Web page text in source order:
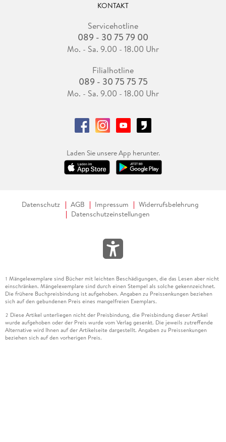
KONTAKT
Servicehotline
089 - 30 75 79 00
Mo. - Sa. 9.00 - 18.00 Uhr
Filialhotline
089 - 30 75 75 75
Mo. - Sa. 9.00 - 18.00 Uhr
Laden Sie unsere App herunter.
Datenschutz AGB Impressum
Widerrufsbelehrung
Datenschutzeinstellungen
1 Mängelexemplare sind Bücher mit leichten Beschädigungen, die das Lesen aber nicht
einschränken. Mängelexemplare sind durch einen Stempel als solche gekennzeichnet.
Die frühere Buchpreisbindung ist aufgehoben. Angaben zu Preissenkungen beziehen
sich auf den gebundenen Preis eines mangelfreien Exemplars.
2 Diese Artikel unterliegen nicht der Preisbindung, die Preisbindung dieser Artikel
wurde aufgehoben oder der Preis wurde vom Verlag gesenkt. Die jeweils zutreffende
Alternative wird Ihnen auf der Artikelseite dargestellt. Angaben zu Preissenkungen
beziehen sich auf den vorherigen Preis.